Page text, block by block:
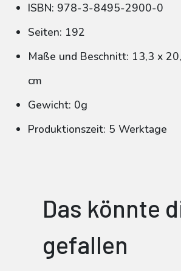
ISBN: 978-3-8495-2900-0
Seiten: 192
Maße und Beschnitt: 13,3 x
cm
Gewicht: 0g
Produktionszeit: 5 Werktage
Das könnte
gefallen